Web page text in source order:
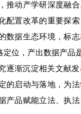
推动产学研深度融
配置改革的重要探
数据生态环境，标
定位，产出数据产
渐沉淀相关文献
的启动与落地，为
产品赋能立法、执